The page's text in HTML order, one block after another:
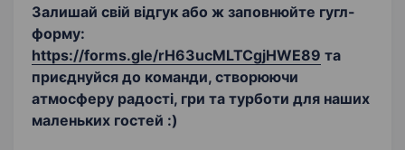
Залишай свій відгук або ж заповнюйте гугл-
форму:
https://forms.gle/rH63ucMLTCgjHWE89 та
приєднуйся до команди, створюючи
атмосферу радості, гри та турботи для наших
маленьких гостей :)